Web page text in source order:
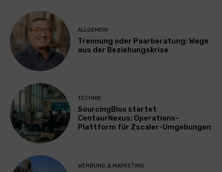
ALLGEMEIN
Trennung oder Paarberatung: Wege
aus der Beziehungskrise
TECHNIK
SourcingBlox startet
CentaurNexus: Operations-
Plattform für Zscaler-Umgebungen
WERBUNG & MARKETING